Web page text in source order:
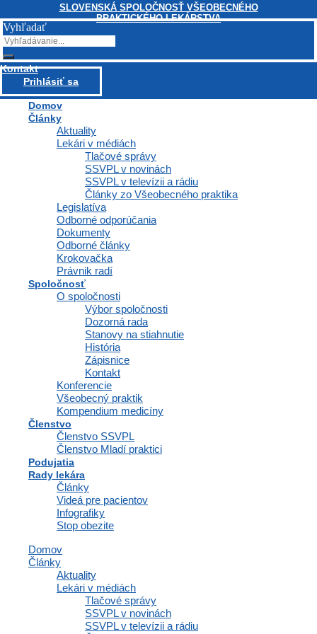
SLOVENSKÁ SPOLOČNOSŤ VŠEOBECNÉHO
PRAKTICKÉHO LEKÁRSTVA
Vyhľadať
Kontakt
Prihlásiť sa
Domov
Články
Aktuality
Lekári v médiách
Tlačové správy
SSVPL v novinách
SSVPL v televízii a rádiu
Články zo Všeobecného praktika
Legislatíva
Odborné odporúčania
Dokumenty
Odborné články
Krokovačka
Právnik radí
Spoločnosť
O spoločnosti
Výbor spoločnosti
Dozorná rada
Stanovy na stiahnutie
História
Zápisnice
Kontakt
Konferencie
Všeobecný praktik
Kompendium medicíny
Členstvo
Členstvo SSVPL
Členstvo Mladí praktici
Podujatia
Rady lekára
Články
Videá pre pacientov
Infografiky
Stop obezite
Domov
Články
Aktuality
Lekári v médiách
Tlačové správy
SSVPL v novinách
SSVPL v televízii a rádiu
Tento deň je vynikajúcou príležitosťou oceniť pokrok
dosiahnutý v rodinnom lekárstve a výnimočný prínos tímov
primárnej starostlivosti na celom svete.
V piatok 19. mája si uctime a oceňme neúnavné úsilie
rodinných lekárov a tímov primárnej starostlivosti pri
zlepšovaní výsledkov zdravotnej starostlivosti a vytváraní
zdravších komunít na celom svete.
Teraz s nadšením oznamujeme tohtoročnú tému. RODINNÍ
LEKÁRI SÚ SRDCE ZDRAVOTNÍCTVA
Rodinní lekári: Srdce zdravotnej starostlivosti
Rodinní lekári sú často vnímaní ako srdce zdravotnej
starostlivosti z niekoľkých dôvodov:
Dlhodobý vzťah:
kontaktným miestom pre pacientov, ktorí hľadajú lekársku
starostlivosť. Pacientom poskytujú nepretržitú a komplexnú
starostlivosť počas celého života, budujú si s nimi dlhodobé
vzťahy. To im umožňuje porozumieť anamnéze, životnému
štýlu a sociálnym okolnostiam svojich pacientov a ponúkať